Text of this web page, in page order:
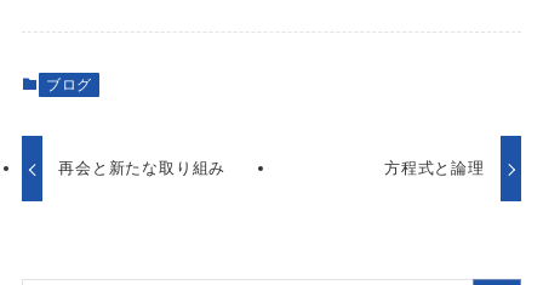
ブログ
再会と新たな取り組み 方程式と論理